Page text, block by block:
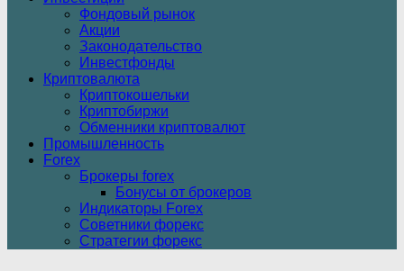
Фондовый рынок
Акции
Законодательство
Инвестфонды
Криптовалюта
Криптокошельки
Криптобиржи
Обменники криптовалют
Промышленность
Forex
Брокеры forex
Бонусы от брокеров
Индикаторы Forex
Советники форекс
Стратегии форекс